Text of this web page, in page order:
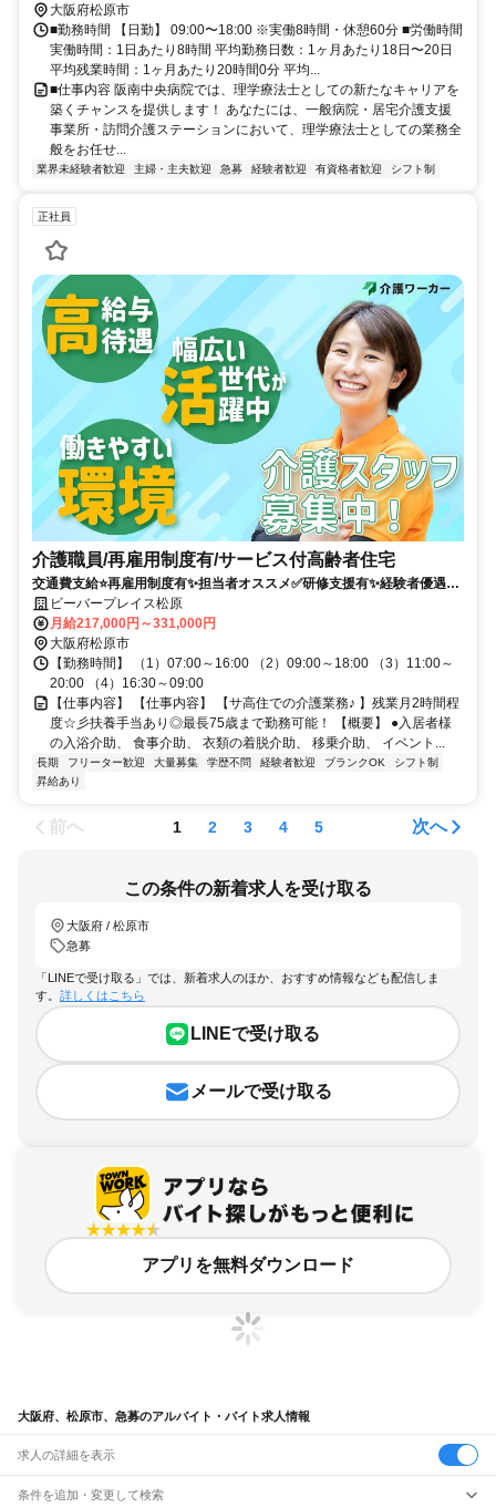
大阪府松原市
■勤務時間 【日勤】 09:00〜18:00 ※実働8時間・休憩60分 ■労働時間
実働時間：1日あたり8時間 平均勤務日数：1ヶ月あたり18日〜20日
平均残業時間：1ヶ月あたり20時間0分 平均...
■仕事内容 阪南中央病院では、理学療法士としての新たなキャリアを
築くチャンスを提供します！ あなたには、一般病院・居宅介護支援
事業所・訪問介護ステーションにおいて、理学療法士としての業務全
般をお任せ...
業界未経験者歓迎 主婦・主夫歓迎 急募 経験者歓迎 有資格者歓迎 シフト制
正社員
介護職員/再雇用制度有/サービス付高齢者住宅
交通費支給⭐️再雇用制度有✨担当者オススメ✅️研修支援有✨経験者優遇⭕️
高額求人
ビーバープレイス松原
月給217,000円～331,000円
大阪府松原市
【勤務時間】 （1）07:00～16:00 （2）09:00～18:00 （3）11:00～
20:00 （4）16:30～09:00
【仕事内容】 【仕事内容】 【サ高住での介護業務♪ 】残業月2時間程
度☆彡扶養手当あり◎最長75歳まで勤務可能！ 【概要】 ●入居者様
の入浴介助、 食事介助、 衣類の着脱介助、 移乗介助、 イベント...
長期 フリーター歓迎 大量募集 学歴不問 経験者歓迎 ブランクOK
シフト制
昇給あり
前へ 1 2 3 4 5 次へ
この条件の新着求人を受け取る
大阪府 / 松原市
急募
「LINEで受け取る」では、新着求人のほか、おすすめ情報なども配信しま
す。 詳しくはこちら
LINEで受け取る
メールで受け取る
アプリを無料ダウンロード
大阪府、松原市、急募のアルバイト・バイト求人情報
求人の詳細を表示
条件を追加・変更して検索